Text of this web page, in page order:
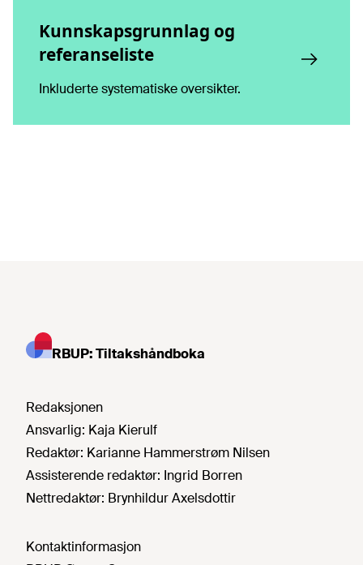
Kunnskapsgrunnlag og
referanseliste
Inkluderte systematiske oversikter.
RBUP: Tiltakshåndboka
Redaksjonen
Ansvarlig: Kaja Kierulf
Redaktør: Karianne Hammerstrøm Nilsen
Assisterende redaktør: Ingrid Borren
Nettredaktør: Brynhildur Axelsdottir
Kontaktinformasjon